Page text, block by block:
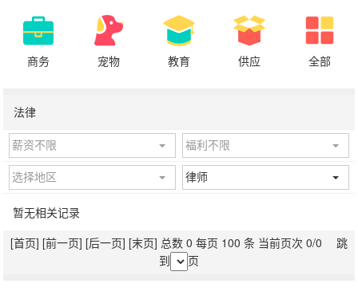
商务 宠物 教育 供应 全部
法律
薪资不限 福利不限
选择地区 律师
暂无相关记录
[首页] [前一页] [后一页] [末页] 总数 0 每页 100 条 当前页次 0/0 跳
到
页